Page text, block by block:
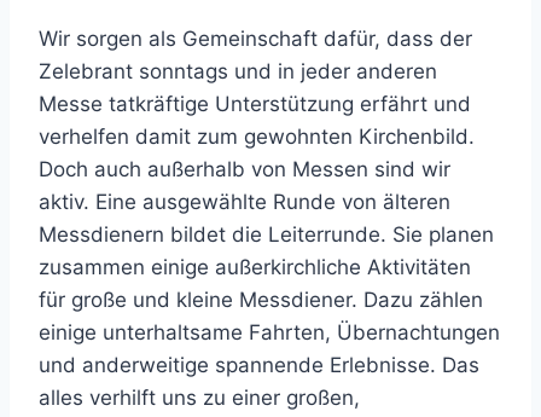
Wir sorgen als Gemeinschaft dafür, dass der
Zelebrant sonntags und in jeder anderen
Messe tatkräftige Unterstützung erfährt und
verhelfen damit zum gewohnten Kirchenbild.
Doch auch außerhalb von Messen sind wir
aktiv. Eine ausgewählte Runde von älteren
Messdienern bildet die Leiterrunde. Sie planen
zusammen einige außerkirchliche Aktivitäten
für große und kleine Messdiener. Dazu zählen
einige unterhaltsame Fahrten, Übernachtungen
und anderweitige spannende Erlebnisse. Das
alles verhilft uns zu einer großen,